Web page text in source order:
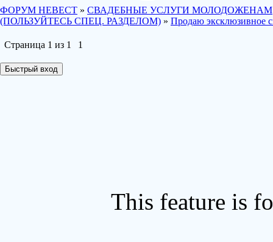
ФОРУМ НЕВЕСТ » СВАДЕБНЫЕ УСЛУГИ МОЛОДОЖЕНАМ
(ПОЛЬЗУЙТЕСЬ СПЕЦ. РАЗДЕЛОМ) » Продаю эксклюзивное
Страница 1 из 1 1
This feature is